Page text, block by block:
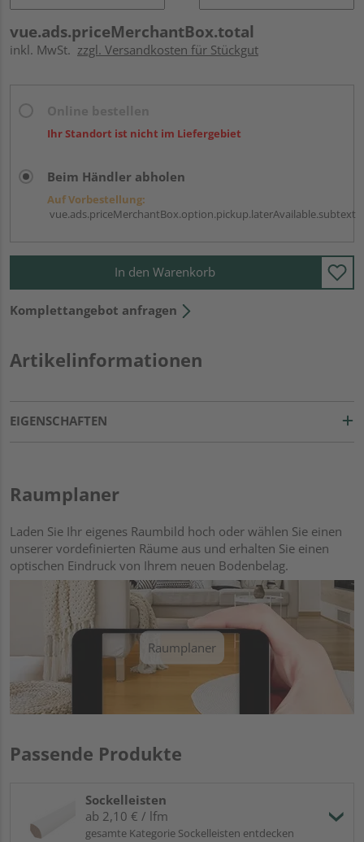
vue.ads.priceMerchantBox.total
inkl. MwSt. zzgl. Versandkosten für Stückgut
Ihr Standort ist nicht im Liefergebiet
Beim Händler abholen
Auf Vorbestellung:
vue.ads.priceMerchantBox.option.pickup.laterAvailable.subtext
In den Warenkorb
Komplettangebot anfragen
Artikelinformationen
EIGENSCHAFTEN
Raumplaner
Laden Sie Ihr eigenes Raumbild hoch oder wählen Sie einen
unserer vordefinierten Räume aus und erhalten Sie einen
optischen Eindruck von Ihrem neuen Bodenbelag.
Raumplaner
Passende Produkte
Sockelleisten
ab 2,10 € / lfm
gesamte Kategorie Sockelleisten entdecken